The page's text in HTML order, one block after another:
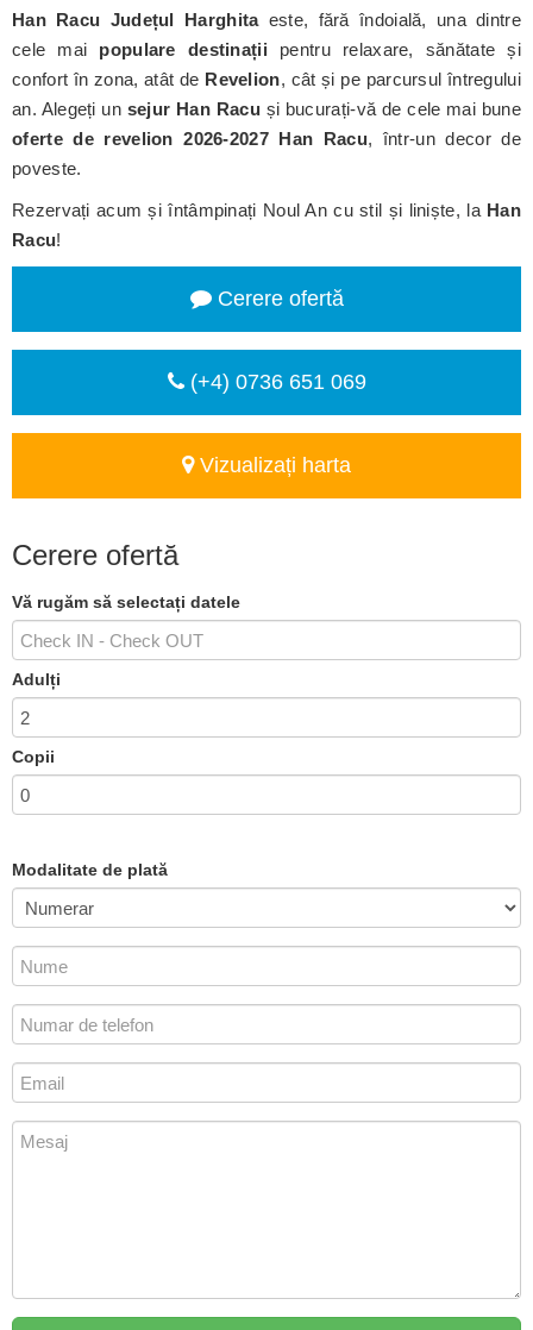
Han Racu Județul Harghitaeste, fără îndoială, una dintre
cele mai populare destinații pentru relaxare, sănătate și
confort în zona, atât de Revelion, cât și pe parcursul întregului
an. Alegeți un sejur Han Racuși bucurați-vă de cele mai bune
oferte de revelion 2026-2027 Han Racu, într-un decor de
poveste.
Rezervați acum și întâmpinați Noul An cu stil și liniște, la Han
Racu!
Cerere ofertă
(+4) 0736 651 069
Vizualizați harta
Cerere ofertă
Vă rugăm să selectați datele
Adulți
Copii
Modalitate de plată